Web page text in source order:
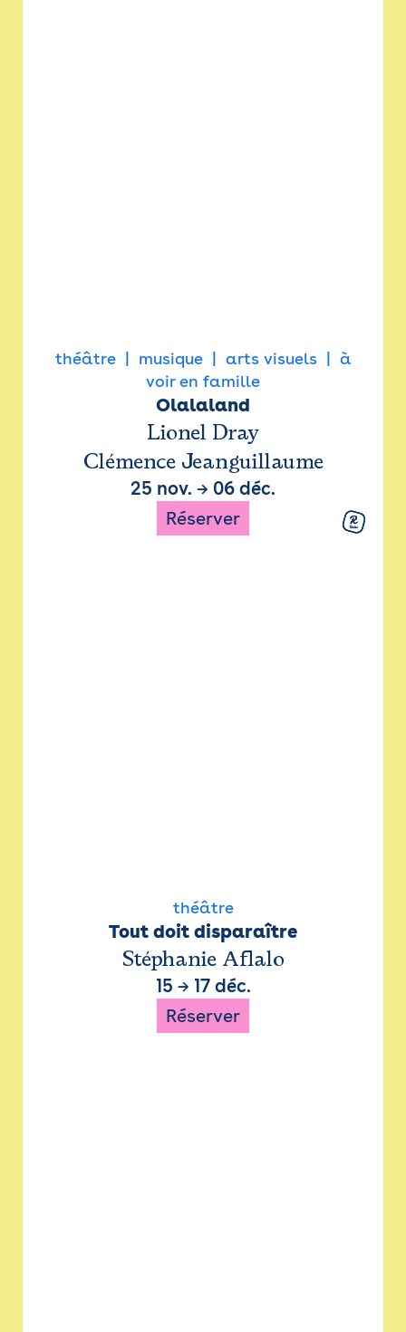
théâtre musique arts visuels
à
voir en famille
Olalaland
Lionel Dray
Clémence Jeanguillaume
25 nov. → 06 déc.
Réserver
théâtre
Tout doit disparaître
Stéphanie Aflalo
15 → 17 déc.
Réserver